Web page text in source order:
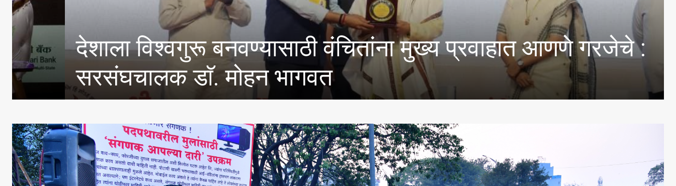
E20 पेट्रोल मधील पाण्याचे अभिसरण आणि क्लोराइडचे अस्तित्वासंबंधी तेल
विपणन कंपन्यांनी केल्या चाचण्या